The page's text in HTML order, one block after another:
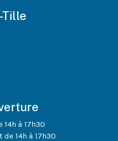
Tille
14h à 17h30
de 14h à 17h30